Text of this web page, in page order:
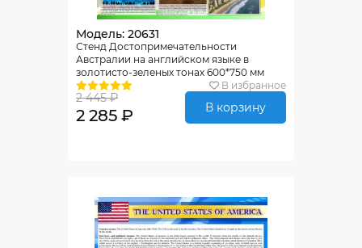
Модель: 20631
Стенд Достопримечательности
Австралии на английском языке в
золотисто-зеленых тонах 600*750 мм
В избранное
2 445 ₽
2 285 ₽ В корзину